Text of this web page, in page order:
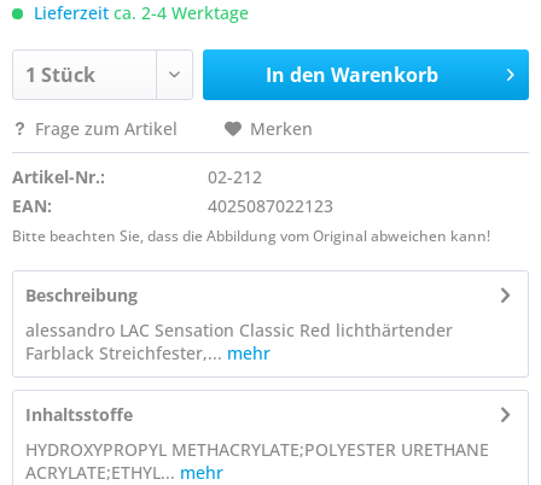
Lieferzeit ca. 2-4 Werktage
In den Warenkorb
Frage zum Artikel Merken
Artikel-Nr.:
02-212
EAN:
4025087022123
Bitte beachten Sie, dass die Abbildung vom Original abweichen kann!
Beschreibung
alessandro LAC Sensation Classic Red lichthärtender
Farblack Streichfester,... mehr
Inhaltsstoffe
HYDROXYPROPYL METHACRYLATE;POLYESTER URETHANE
ACRYLATE;ETHYL... mehr